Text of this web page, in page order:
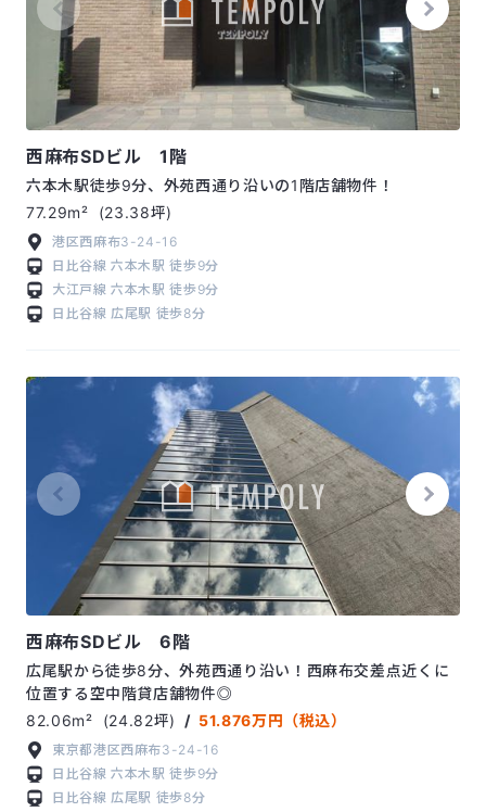
西麻布SDビル 1階
六本木駅徒歩9分、外苑西通り沿いの1階店舗物件！
77.29m²
(23.38坪)
港区西麻布3-24-16
日比谷線六本木駅徒歩9分
大江戸線六本木駅徒歩9分
日比谷線広尾駅 徒歩8分
西麻布SDビル 6階
広尾駅から徒歩8分、外苑西通り沿い！西麻布交差点近くに
位置する空中階貸店舗物件◎
82.06m²
(24.82坪) / 51.876万円（税込）
東京都港区西麻布3-24-16
日比谷線六本木駅徒歩9分
日比谷線広尾駅 徒歩8分